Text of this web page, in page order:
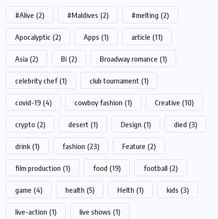
#Alive (2) #Maldives (2) #melting (2)
Apocalyptic (2) Apps (1) article (11)
Asia (2) Bi (2) Broadway romance (1)
celebrity chef (1) club tournament (1)
covid-19 (4) cowboy fashion (1) Creative (10)
crypto (2) desert (1) Design (1) died (3)
drink (1) fashion (23) Feature (2)
film production (1) food (19) football (2)
game (4) health (5) Helth (1) kids (3)
live-action (1) live shows (1)